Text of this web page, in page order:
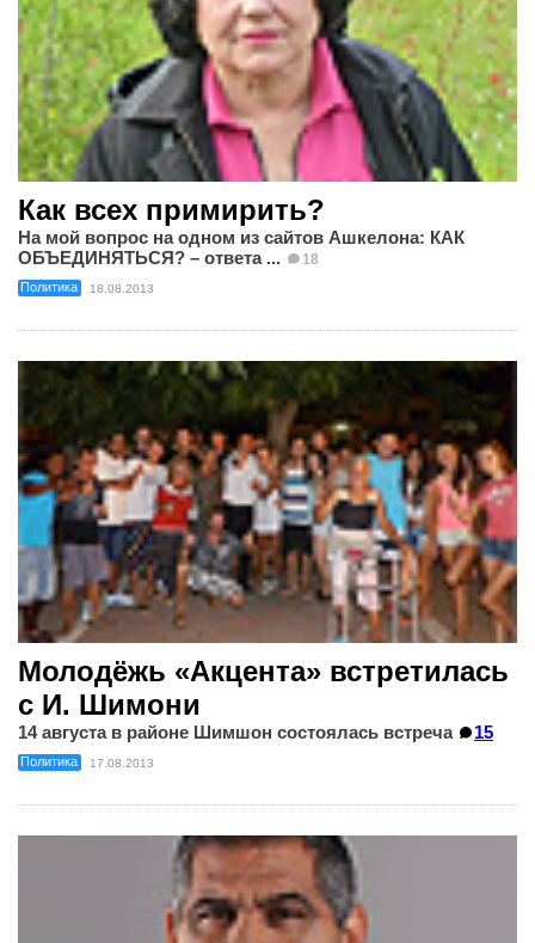
Как всех примирить?
На мой вопрос на одном из сайтов Ашкелона: КАК
ОБЪЕДИНЯТЬСЯ? – ответа ...
18
Политика 18.08.2013
Молодёжь «Акцента» встретилась
с И. Шимони
14 августа в районе Шимшон состоялась встреча 15
Политика 17.08.2013